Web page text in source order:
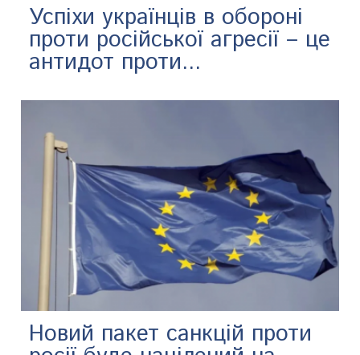
Успіхи українців в обороні
проти російської агресії – це
антидот проти...
Новий пакет санкцій проти